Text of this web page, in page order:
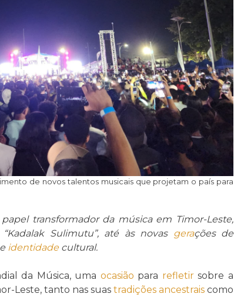
de novos talentos musicais que projetam o país para
transformador da música em Timor-Leste,
Sulimutu”, até às novas gerações de
identidade cultural.
da Música, uma ocasião para refletirsobre a
Leste, tanto nas suas tradições ancestrais como